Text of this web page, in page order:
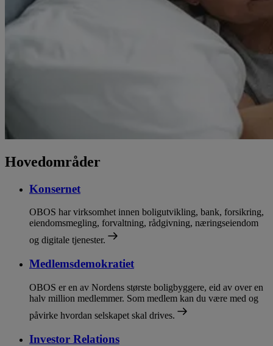
Hovedområder
Konsernet
OBOS har virksomhet innen boligutvikling, bank, forsikring,
eiendomsmegling, forvaltning, rådgivning, næringseiendom
og digitale tjenester.
Medlemsdemokratiet
OBOS er en av Nordens største boligbyggere, eid av over en
halv million medlemmer. Som medlem kan du være med og
påvirke hvordan selskapet skal drives.
Investor Relations